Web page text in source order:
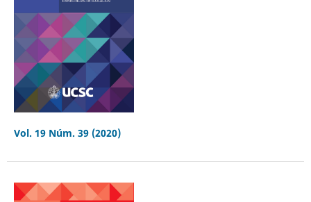
Vol. 19 Núm. 39 (2020)